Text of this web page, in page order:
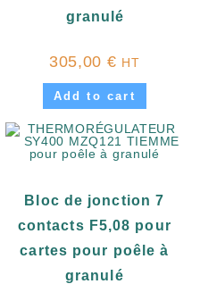
granulé
305,00 € HT
Add to cart
Bloc de jonction 7
contacts F5,08 pour
cartes pour poêle à
granulé